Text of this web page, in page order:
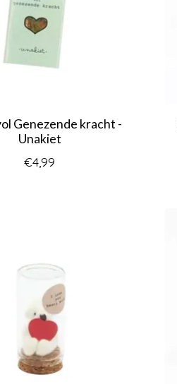
Genezende kracht -
Unakiet
€4,99